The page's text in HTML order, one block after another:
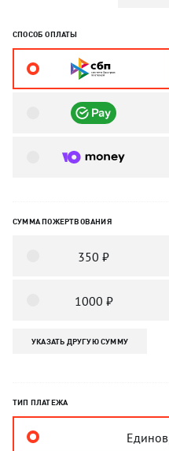
СПОСОБ ОПЛАТЫ
СУММА ПОЖЕРТВОВАНИЯ
350 ₽
1000 ₽
УКАЗАТЬ ДРУГУЮ СУММУ
ТИП ПЛАТЕЖА